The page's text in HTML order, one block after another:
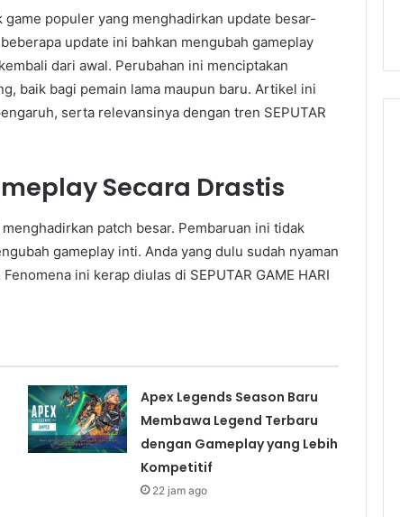
populer yang menghadirkan update besar-
update ini bahkan mengubah gameplay
dari awal. Perubahan ini menciptakan
baik bagi pemain lama maupun baru. Artikel ini
serta relevansinya dengan tren SEPUTAR
Secara Drastis
patch besar. Pembaruan ini tidak
gameplay inti. Anda yang dulu sudah nyaman
ini kerap diulas di SEPUTAR GAME HARI
Apex Legends Season Baru
Membawa Legend Terbaru
dengan Gameplay yang Lebih
Kompetitif
22 jam ago